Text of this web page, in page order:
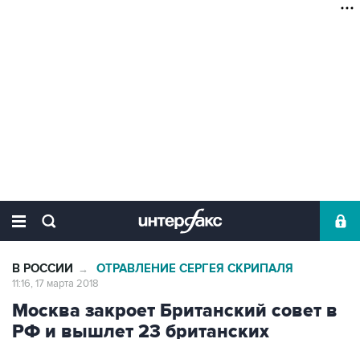
В РОССИИ → ОТРАВЛЕНИЕ СЕРГЕЯ СКРИПАЛЯ
11:16, 17 марта 2018
Москва закроет Британский совет в
РФ и вышлет 23 британских